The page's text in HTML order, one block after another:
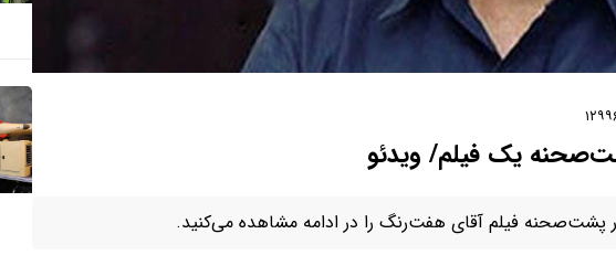
یک فیلم‌/ ویدئو
پشت‌صحنه فیلم‌ آقای هفت‌رنگ را در ادامه مشاهده می‌کنید.